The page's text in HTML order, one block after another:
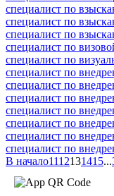
специалист по
специалист по
специалист по
специалист по
специалист по
специалист по
специалист по
специалист по
специалист по
специалист по
специалист по
специалист по
В начало1112131415...